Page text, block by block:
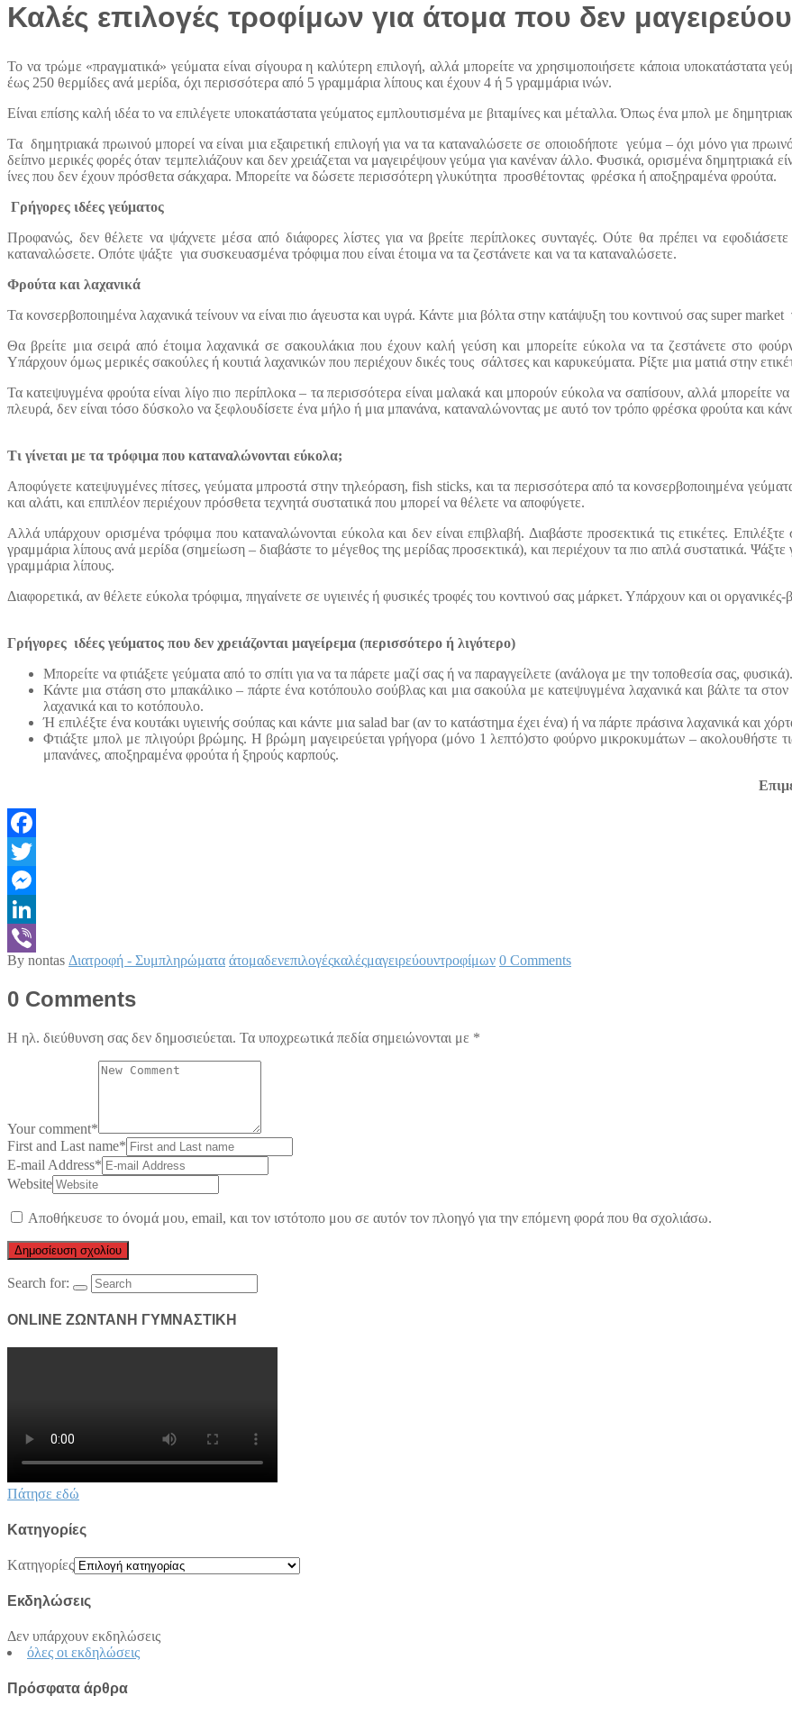
Καλές επιλογές τροφίμων για άτομα που δεν
To να τρώμε «πραγματικά» γεύματα είναι σίγουρα η καλύτερη επιλογή, αλλά μπορείτε να χρησιμοποιήσετε κάποια υποκατάστατα
έως 250 θερμίδες ανά μερίδα, όχι περισσότερα από 5 γραμμάρια λίπους και έχουν 4 ή 5 γραμμάρια ινών.
Είναι επίσης καλή ιδέα το να επιλέγετε υποκατάστατα γεύματος εμπλουτισμένα με βιταμίνες και μέταλλα. Όπως ένα μπολ με
Τα δημητριακά πρωινού μπορεί να είναι μια εξαιρετική επιλογή για να τα καταναλώσετε σε οποιοδήποτε γεύμα – όχι μόνο για
δείπνο μερικές φορές όταν τεμπελιάζουν και δεν χρειάζεται να μαγειρέψουν γεύμα για κανέναν άλλο. Φυσικά, ορισμένα δημητριακά
ίνες που δεν έχουν πρόσθετα σάκχαρα. Μπορείτε να δώσετε περισσότερη γλυκύτητα προσθέτοντας φρέσκα ή αποξηραμένα φρούτα.
Γρήγορες ιδέες γεύματος
Προφανώς, δεν θέλετε να ψάχνετε μέσα από διάφορες λίστες για να βρείτε περίπλοκες συνταγές. Ούτε θα πρέπει να
καταναλώσετε. Οπότε ψάξτε για συσκευασμένα τρόφιμα που είναι έτοιμα να τα ζεστάνετε και να τα καταναλώσετε.
Φρούτα και λαχανικά
Τα κονσερβοποιημένα λαχανικά τείνουν να είναι πιο άγευστα και υγρά. Κάντε μια βόλτα στην κατάψυξη του κοντινού σας super market
Θα βρείτε μια σειρά από έτοιμα λαχανικά σε σακουλάκια που έχουν καλή γεύση και μπορείτε εύκολα να τα ζεστάνετε στο
Υπάρχουν όμως μερικές σακούλες ή κουτιά λαχανικών που περιέχουν δικές τους σάλτσες και καρυκεύματα. Ρίξτε μια ματιά στην
Τα κατεψυγμένα φρούτα είναι λίγο πιο περίπλοκα – τα περισσότερα είναι μαλακά και μπορούν εύκολα να σαπίσουν, αλλά μπορείτε
πλευρά, δεν είναι τόσο δύσκολο να ξεφλουδίσετε ένα μήλο ή μια μπανάνα, καταναλώνοντας με αυτό τον τρόπο φρέσκα φρούτα και
Τι γίνεται με τα τρόφιμα που καταναλώνονται εύκολα;
Αποφύγετε κατεψυγμένες πίτσες, γεύματα μπροστά στην τηλεόραση, fish sticks, και τα περισσότερα από τα κονσερβοποιημένα
και αλάτι, και επιπλέον περιέχουν πρόσθετα τεχνητά συστατικά που μπορεί να θέλετε να αποφύγετε.
Αλλά υπάρχουν ορισμένα τρόφιμα που καταναλώνονται εύκολα και δεν είναι επιβλαβή. Διαβάστε προσεκτικά τις ετικέτες.
γραμμάρια λίπους ανά μερίδα (σημείωση – διαβάστε το μέγεθος της μερίδας προσεκτικά), και περιέχουν τα πιο απλά συστατικά.
γραμμάρια λίπους.
Διαφορετικά, αν θέλετε εύκολα τρόφιμα, πηγαίνετε σε υγιεινές ή φυσικές τροφές του κοντινού σας μάρκετ. Υπάρχουν και οι
Γρήγορες ιδέες γεύματος που δεν χρειάζονται μαγείρεμα (περισσότερο ή λιγότερο)
Μπορείτε να φτιάξετε γεύματα από το σπίτι για να τα πάρετε μαζί σας ή να παραγγείλετε (ανάλογα με την τοποθεσία σας,
Κάντε μια στάση στο μπακάλικο – πάρτε ένα κοτόπουλο σούβλας και μια σακούλα με κατεψυγμένα λαχανικά και βάλτε τα
λαχανικά και το κοτόπουλο.
Ή επιλέξτε ένα κουτάκι υγιεινής σούπας και κάντε μια salad bar (αν το κατάστημα έχει ένα) ή να πάρτε πράσινα λαχανικά και
Φτιάξτε μπολ με πλιγούρι βρώμης. Η βρώμη μαγειρεύεται γρήγορα (μόνο 1 λεπτό)στο φούρνο μικροκυμάτων – ακολουθήστε
μπανάνες, αποξηραμένα φρούτα ή ξηρούς καρπούς.
Facebook
Twitter
Messenger
LinkedIn
Viber
By nontas Διατροφή - Συμπληρώματα άτομαδενεπιλογέςκαλέςμαγειρεύουντροφίμων 0 Comments
0 Comments
Η ηλ. διεύθυνση σας δεν δημοσιεύεται. Τα υποχρεωτικά πεδία σημειώνονται με *
Your comment*
First and Last name*
E-mail Address*
Website
Αποθήκευσε το όνομά μου, email, και τον ιστότοπο μου σε αυτόν τον πλοηγό για την επόμενη φορά που θα σχολιάσω.
Search for:
ONLINE ΖΩΝΤΑΝΗ ΓΥΜΝΑΣΤΙΚΗ
Πάτησε εδώ
Kατηγορίες
Kατηγορίες
Εκδηλώσεις
Δεν υπάρχουν εκδηλώσεις
όλες οι εκδηλώσεις
Πρόσφατα άρθρα